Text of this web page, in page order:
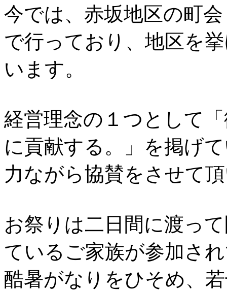
今では、赤坂地区の町
で行っており、地区を
います。
経営理念の１つとして
に貢献する。」を掲げ
力ながら協賛をさせて
お祭りは二日間に渡っ
ているご家族が参加さ
酷暑がなりをひそめ、